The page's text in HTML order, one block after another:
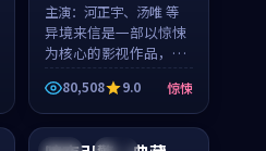
主演： 河正宇、汤唯 等
异境来信是一部以惊悚
为核心的影视作品，围
绕危机、反转与人物成
长展开，整体节奏紧
凑，值得推荐观看。
80,508 9.0 惊悚